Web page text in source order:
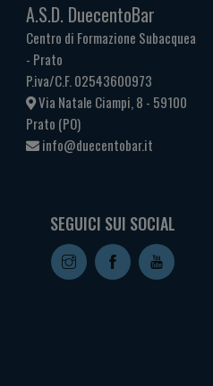
A.S.D. DuecentoBar
Centro di Formazione Subacquea
- Prato
P.iva/C.F. 02543600973
Via Natale Ciampi, 8 - 59100
Prato (PO)
info@duecentobar.it
SEGUICI SUI SOCIAL